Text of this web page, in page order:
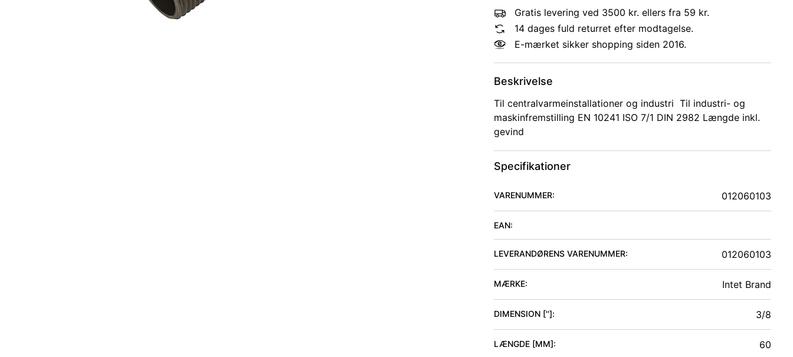
Gratis levering ved 3500 kr. ellers fra 59 kr.
14 dages fuld returret efter modtagelse.
E-mærket sikker shopping siden 2016.
Beskrivelse
Til centralvarmeinstallationer og industri Til industri- og
maskinfremstilling EN 10241 ISO 7/1 DIN 2982 Længde inkl.
gevind
Specifikationer
VARENUMMER: 012060103
EAN:
LEVERANDØRENS VARENUMMER: 012060103
MÆRKE: Intet Brand
DIMENSION ['']: 3/8
LÆNGDE [MM]: 60